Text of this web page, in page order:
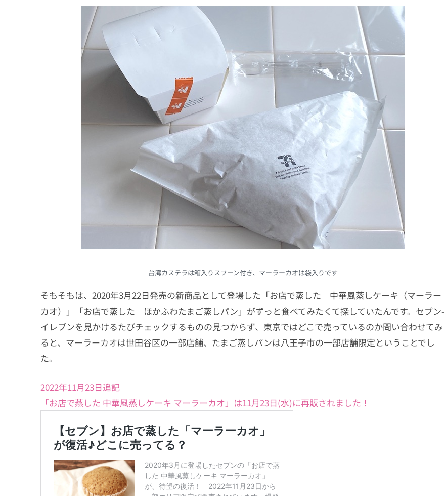
台湾カステラは箱入りスプーン付き、マーラーカオは袋入りです
そもそもは、2020年3月22日発売の新商品として登場した「お店で蒸した 中華風蒸しケーキ（マーラー
カオ）」「お店で蒸した ほかふわたまご蒸しパン」がずっと食べてみたくて探していたんです。セブン-
イレブンを見かけるたびチェックするものの見つからず、東京ではどこで売っているのか問い合わせてみ
ると、マーラーカオは世田谷区の一部店舗、たまご蒸しパンは八王子市の一部店舗限定ということでし
た。
2022年11月23日追記
「お店で蒸した 中華風蒸しケーキ マーラーカオ」は11月23日(水)に再販されました！